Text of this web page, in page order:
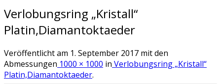
Verlobungsring „Kristall“
Platin,Diamantoktaeder
Veröffentlicht am 1. September 2017 mit den
Abmessungen 1000 × 1000 in Verlobungsring „Kristall“
Platin,Diamantoktaeder.